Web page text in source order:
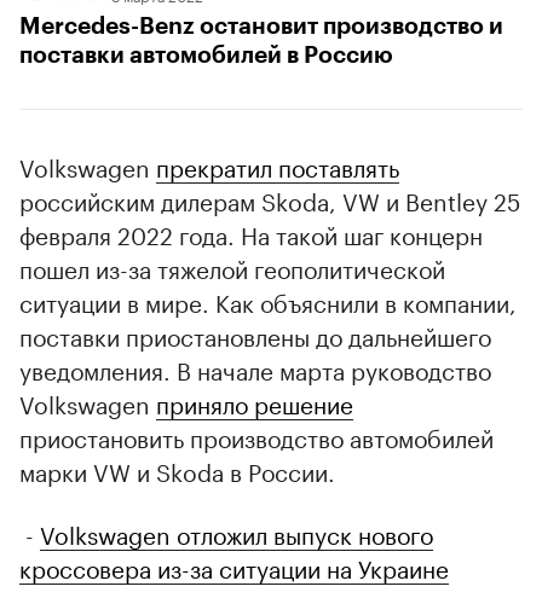
Mercedes-Benz остановит производство и
поставки автомобилей в Россию
Volkswagen прекратил поставлять
российским дилерам Skoda, VW и Bentley 25
февраля 2022 года. На такой шаг концерн
пошел из-за тяжелой геополитической
ситуации в мире. Как объяснили в компании,
поставки приостановлены до дальнейшего
уведомления. В начале марта руководство
Volkswagen приняло решение
приостановить производство автомобилей
марки VW и Skoda в России.
- Volkswagen отложил выпуск нового
кроссовера из-за ситуации на Украине